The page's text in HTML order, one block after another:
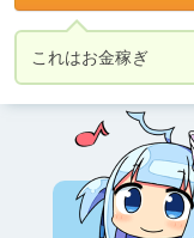
これはお金稼ぎ